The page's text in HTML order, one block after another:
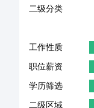
二级分类
工作性质
职位薪资
学历筛选
二级区域